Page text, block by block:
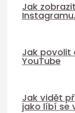
Jak
Instagramu.
Jak povolit
YouTube
Jak vidět
jako líbí se